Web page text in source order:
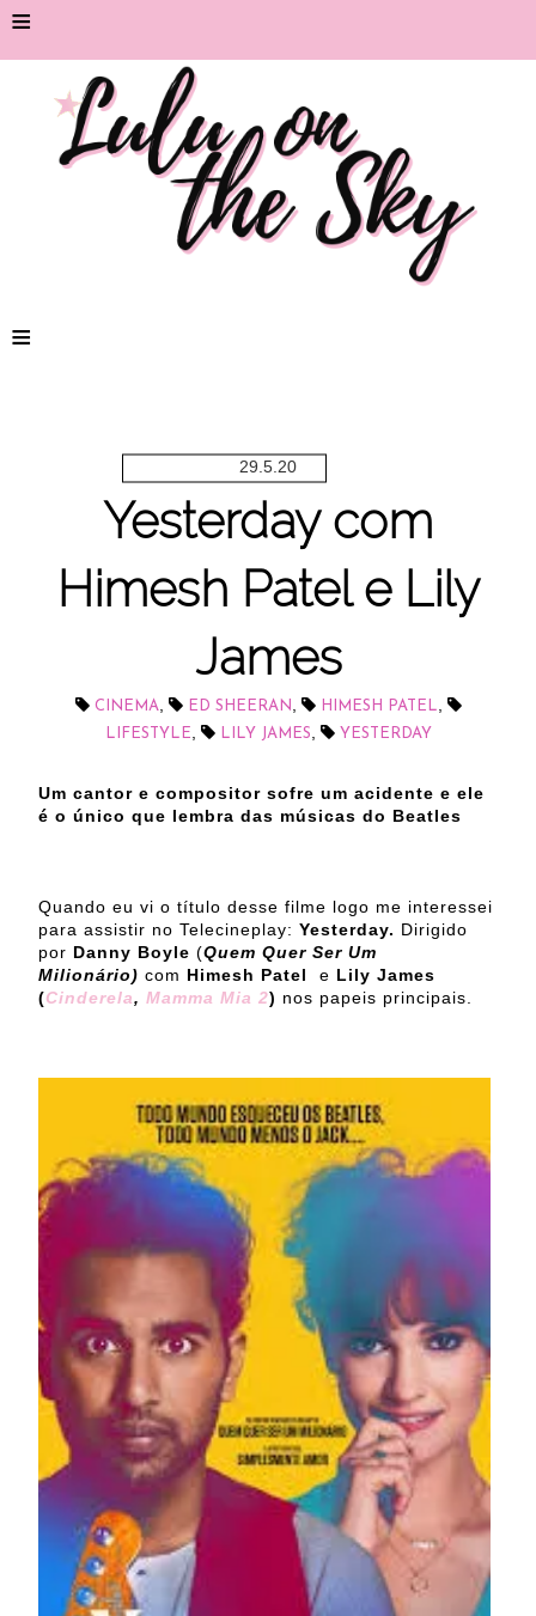
≡
≡
29.5.20
Yesterday com
Himesh Patel e Lily
James
CINEMA, ED SHEERAN, HIMESH PATEL,
LIFESTYLE, LILY JAMES, YESTERDAY
Um cantor e compositor sofre um acidente e ele
é o único que lembra das músicas do Beatles
Quando eu vi o título desse filme logo me interessei
para assistir no Telecineplay: Yesterday. Dirigido
por Danny Boyle (Quem Quer Ser Um
Milionário) com Himesh Patel e Lily James
(Cinderela, Mamma Mia 2) nos papeis principais.